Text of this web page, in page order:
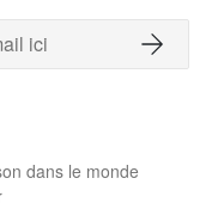
dans le monde